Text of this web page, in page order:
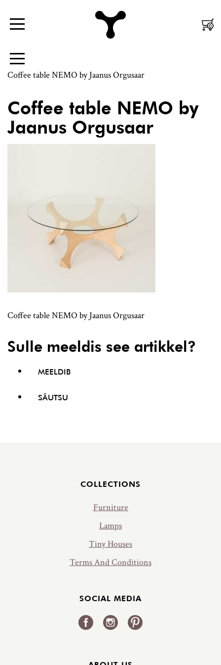
Jaanus
Mobiili
Menüü 0
Külgpaani
navigatsioon
Menüü
Coffee table NEMO by Jaanus Orgusaar
Coffee table NEMO by
Jaanus Orgusaar
Coffee table NEMO by Jaanus Orgusaar
Sulle meeldis see artikkel?
MEELDIB
SÄUTSU
COLLECTIONS
Furniture
Lamps
Tiny Houses
Terms And Conditions
SOCIAL MEDIA